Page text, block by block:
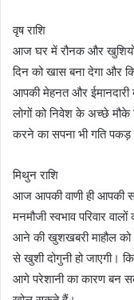
वृष राशि
आज घर में रौनक और खुशियों
दिन को खास बना देगा और
आपकी मेहनत और
लोगों को निवेश के अच्छे
करने का सपना भी गति
मिथुन राशि
आज आपकी वाणी ही आपकी
मनमौजी स्वभाव परिवार
आने की खुशखबरी माहौल
से खुशी दोगुनी हो जाएगी।
आगे परेशानी का कारण बन